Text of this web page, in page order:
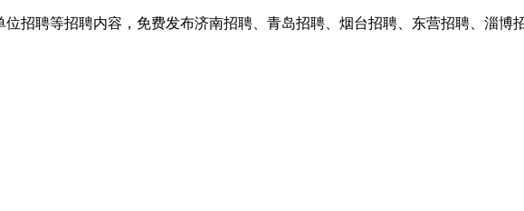
招聘等招聘内容，免费发布济南招聘、青岛招聘、烟台招聘、东营招聘、淄博